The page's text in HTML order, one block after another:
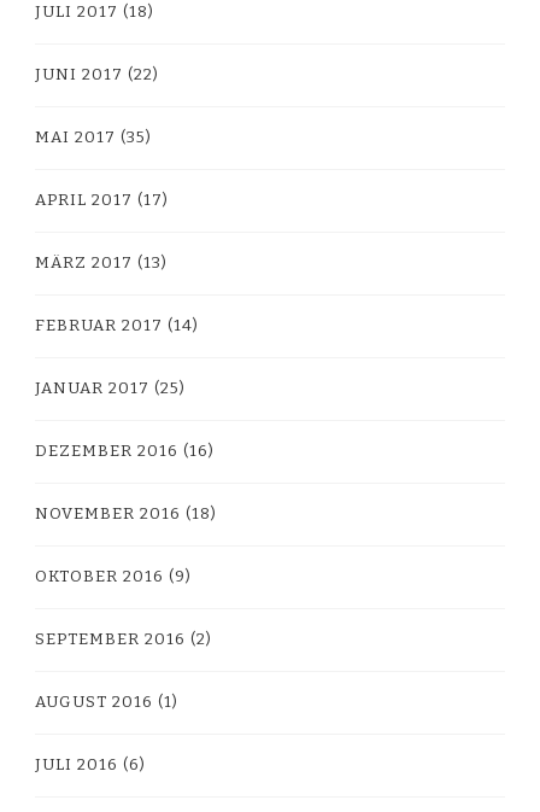
JULI 2017 (18)
JUNI 2017 (22)
MAI 2017 (35)
APRIL 2017 (17)
MÄRZ 2017 (13)
FEBRUAR 2017 (14)
JANUAR 2017 (25)
DEZEMBER 2016 (16)
NOVEMBER 2016 (18)
OKTOBER 2016 (9)
SEPTEMBER 2016 (2)
AUGUST 2016 (1)
JULI 2016 (6)